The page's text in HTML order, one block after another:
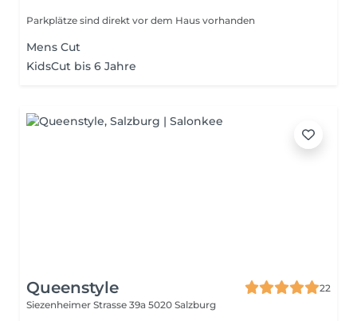
Parkplätze sind direkt vor dem Haus vorhanden
Mens Cut
KidsCut bis 6 Jahre
Queenstyle
22
Siezenheimer Strasse 39a 5020 Salzburg